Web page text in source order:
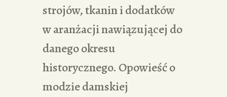
strojów, tkanin i dodatków
w aranżacji nawiązującej do
danego okresu
historycznego. Opowieść o
modzie damskiej